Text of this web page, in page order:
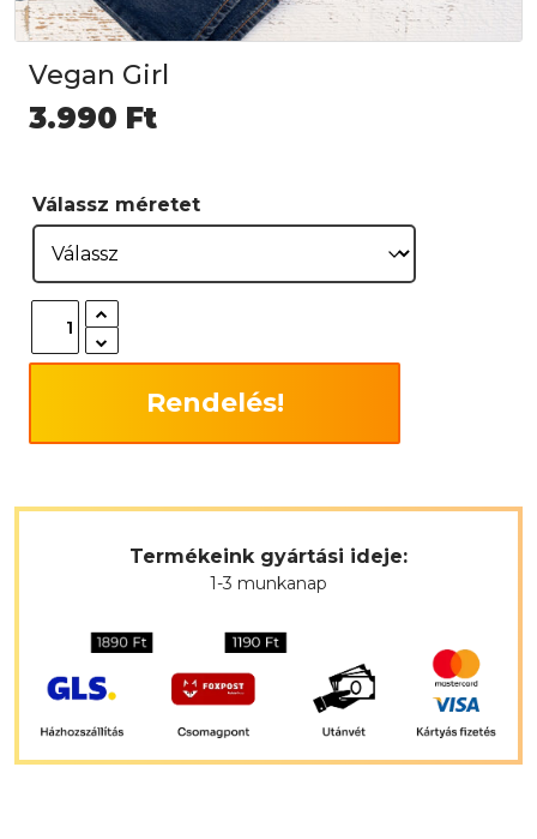
Vegan Girl
3.990 Ft
Válassz méretet
Rendelés!
Termékeink gyártási ideje:
1-3 munkanap